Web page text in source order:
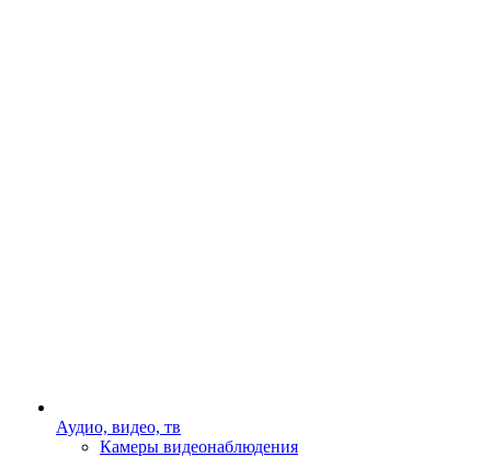
Аудио, видео, тв
Камеры видеонаблюдения